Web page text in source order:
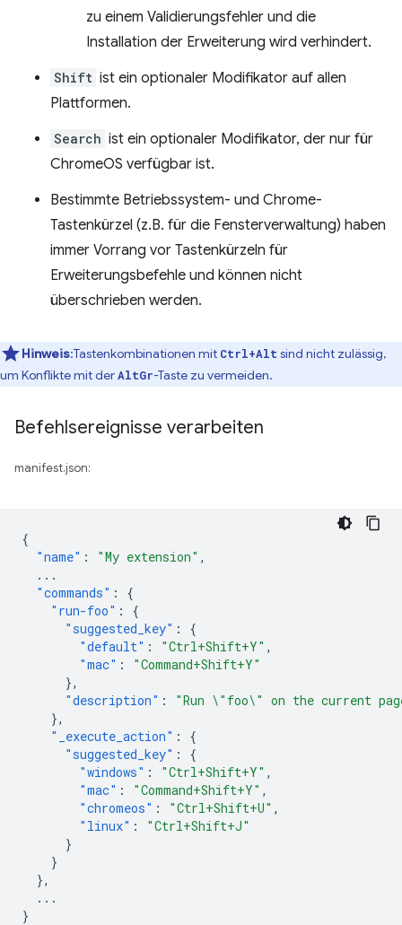
zu einem Validierungsfehler und die
Installation der Erweiterung wird verhindert.
Shift ist ein optionaler Modifikator auf allen
Plattformen.
Search ist ein optionaler Modifikator, der nur für
ChromeOS verfügbar ist.
Bestimmte Betriebssystem- und Chrome-
Tastenkürzel (z.B. für die Fensterverwaltung) haben
immer Vorrang vor Tastenkürzeln für
Erweiterungsbefehle und können nicht
überschrieben werden.
Hinweis:Tastenkombinationen mit Ctrl+Alt sind nicht zulässig,
um Konflikte mit derAltGr-Taste zu vermeiden.
Befehlsereignisse verarbeiten
manifest.json:
{
"name" : "My extension" ,
...
"commands" :
{
"run-foo" :
{
"suggested_key" :
{
"default" : "Ctrl+Shift+Y" ,
"mac" :
"Command+Shift+Y"
},
"description" :
"Run \"foo\" on the current
},
"_execute_action" :
{
"suggested_key" :
{
"windows" : "Ctrl+Shift+Y" ,
"mac" : "Command+Shift+Y" ,
"chromeos" : "Ctrl+Shift+U" ,
"linux" :
"Ctrl+Shift+J"
}
}
},
...
}